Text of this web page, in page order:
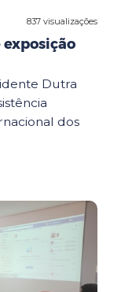
837 visualizações
exposição
Dutra
dos